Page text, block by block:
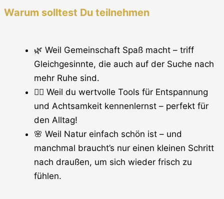
Warum solltest Du teilnehmen
🌿 Weil Gemeinschaft Spaß macht – triff
Gleichgesinnte, die auch auf der Suche nach
mehr Ruhe sind.
🧘‍♀️ Weil du wertvolle Tools für Entspannung
und Achtsamkeit kennenlernst – perfekt für
den Alltag!
🌸 Weil Natur einfach schön ist – und
manchmal braucht’s nur einen kleinen Schritt
nach draußen, um sich wieder frisch zu
fühlen.